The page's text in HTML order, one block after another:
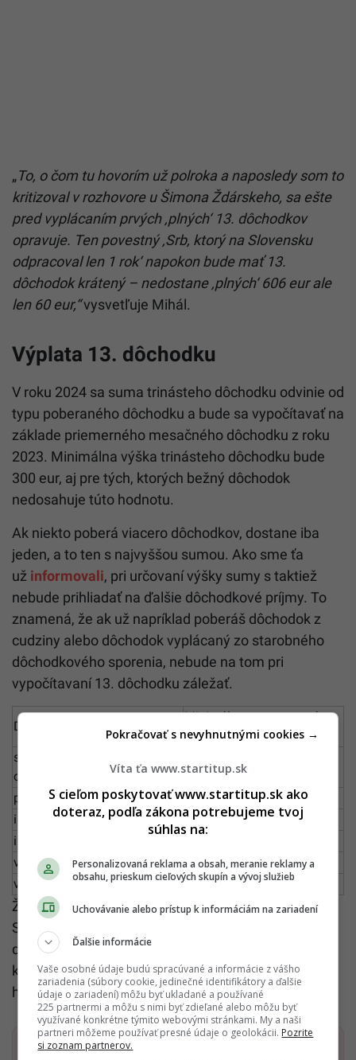
„To, o čom tu hovorím už polroka a naposledy som to
kritizoval v rozhovore u Šimona Ždárskeho, sa ešte
pred vyplácaním prvých ‚plných‘ 13. dôchodkov
opravuje. Ten povestný ‚Srb, ktorý na Slovensku
odpracoval len 1 rok‘ napokon bude mať 13.
dôchodok krátený – nedostane ‚plných‘ 606 eur ale
len 60 eur,“vysvetľuje Mihál.
Výplata 13. dôchodku
V roku 2024 sa suma trinásteho dôchodku odvinie od
typu poberaného dôchodku a bude sa vypočítavať na
základe priemerného mesačného dôchodku z roku
2023. Minimálna výška trinásteho dôchodku bude
300 eur, aj pre tých, ktorých bežný dôchodok
nedosahuje túto hodnotu.
Ak niekto poberá viacero dôchodkov, dostane iba
jeden, a to ten s najvyššou sumou. Ako sme ťa
už informovali, pri určovaní výšky sumy s taktiež
nebude prihliadať na ďalšie dôchodkové príjmy. To
znamená, že ak už napríklad poberáš dôchodok z
cudziny alebo dôchodok vyplácaný zo starobného
dôchodkového sporenia, nebude na tom pri
vypočítavaní 13. dôchodku záležať.
Druh dôchodku
Minimálna garantovaná
suma 13. dôchodku v €
starobný, invalidný po
dovŕšení dôchodkového veku
606, 30
predčasný starobný
606, 30
invalidný do 70 %
300, 00
invalidný nad 70 %, sociálny
vdovský
339, 00
vdovecký a sirotský
300, 00
Žiadosti o trinásty dôchodok nie sú potrebné,
Sociálna poisťovňa ho vyplatí automaticky spolu s
decembrovým dôchodkom. Napríklad dôchodcovia,
ktorí zvyčajne dostávajú dôchodok 2. deň v mesiaci,
ho nájdu na pošte 2. decembra.
Dostaň Startitup do svojich Google odporúčaní
Víta ťa www.startitup.sk
S cieľom poskytovať www.startitup.sk ako
doteraz, podľa zákona potrebujeme tvoj
súhlas na:
Personalizovaná reklama a obsah, meranie reklamy a
obsahu, prieskum cieľových skupín a vývoj služieb
Uchovávanie alebo prístup k informáciám na zariadení
Ďalšie informácie
Vaše osobné údaje budú spracúvané a informácie z vášho
zariadenia (súbory cookie, jedinečné identifikátory a ďalšie
údaje o zariadení) môžu byť ukladané a používané
225 partnermi a môžu s nimi byť zdieľané alebo môžu byť
využívané konkrétne týmito webovými stránkami. My a naši
partneri môžeme používať presné údaje o geolokácii. Pozrite
si zoznam partnerov.
Pokračovať s nevyhnutnými cookies →